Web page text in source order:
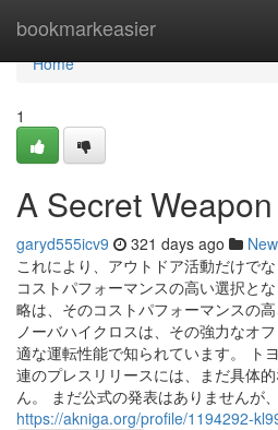
bookmarkeasier
Home
Home
1
A Secret
garyd555icv9 321 days ago
これにより、アウトドア活動だけで
コストパフォーマンスの高い選択と
略は、そのコストパフォーマンスの
ノーバハイクロスは、その強力なオ
適な運転性能で知られています。 ト
連のプレスリリースには、まだ具体
ん。 まだ公式の発表はありませんが
https://akniga.org/profile/1194292-